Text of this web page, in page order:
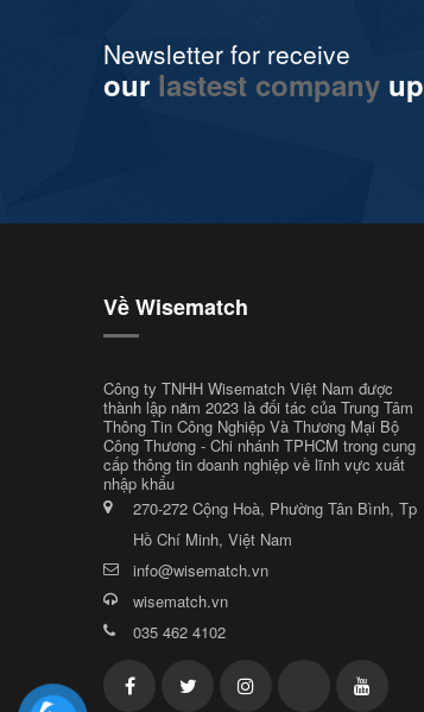
Newsletter for receive
our lastest company
Về Wisematch
Công ty TNHH Wisematch Việt Nam được
thành lập năm 2023 là đối tác của Trung Tâm
Thông Tin Công Nghiệp Và Thương Mại Bộ
Công Thương - Chi nhánh TPHCM trong cung
cấp thông tin doanh nghiệp về lĩnh vực xuất
nhập khẩu
270-272 Cộng Hoà, Phường Tân Bình, Tp
Hồ Chí Minh, Việt Nam
info@wisematch.vn
wisematch.vn
035 462 4102